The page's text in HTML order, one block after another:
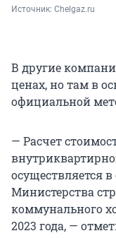
Источник: Chelgaz.ru
В другие
ценах, но там в
официальной
— Расчет
осуществляется
Министерства
коммунального
2023 года, —